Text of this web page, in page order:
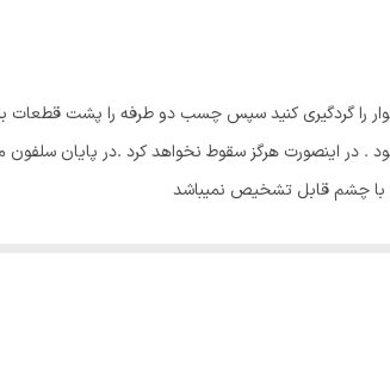
را گردگیری کنید سپس چسب دو طرفه را پشت
در اینصورت هرگز سقوط نخواهد کرد .در پایان
با چشم قابل تشخیص نمیباشد